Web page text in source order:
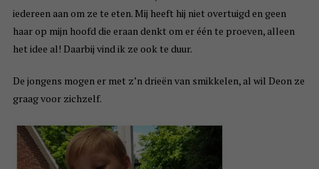
iedereen aan om ze te eten. Mij heeft hij niet overtuigd en geen
haar op mijn hoofd die eraan denkt om er één te proeven, alleen
het idee al! Daarbij vind ik ze ook te duur.
De jongens mogen er met z’n drieën van smikkelen, al wil Deon ze
graag voor zichzelf.